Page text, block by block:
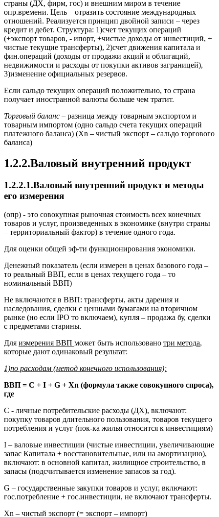
страны (ДХ, фирм, гос) и внешним миром в течение
опр.времени. Цель – отразить состояние международных
отношений. Реализуется принцип двойной записи – через
кредит и дебет. Структура: 1)счет текущих операций
(+экспорт товаров, - ипорт, +чистые доходы от инвестиций, +
чистые текущие трансферты), 2)счет движения капитала и
фин.операций (доходы от продажи акций и облигаций,
недвижимости и расходы от покупки активов заграницей),
3)изменение официальных резервов.
Если сальдо текущих операций положительно, то страна
получает иностранной валюты больше чем тратит.
Торговый баланс – разница между товарным экспортом и
товарным импортом (одно сальдо счета текущих операций
платежного баланса) (Xn – чистый экспорт – сальдо торгового
баланса)
1.2.2.Валовый внутренний продукт
1.2.2.1.Валовый внутренний продукт и методы
его измерения
(опр) - это совокупная рыночная стоимость всех конечных
товаров и услуг, произведенных в экономике (внутри страны
– территориальный фактор) в течение одного года.
Для оценки общей эф-ти функционирования экономики.
Денежный показатель (если измерен в ценах базового года –
то реальный ВВП, если в ценах текущего года – то
номинальный ВВП)
Не включаются в ВВП: трансферты, акты дарения и
наследования, сделки с ценными бумагами на вторичном
рынке (но если IPO то включаем), купля – продажа бу, сделки
с предметами старины.
Для измерения ВВП может быть использовано три метода,
которые дают одинаковый результат:
1)по расходам (метод конечного использования);
ВВП = C + I + G + Xn (формула также совокупного спроса),
где
C - личные потребительские расходы (ДХ), включают:
покупку товаров длительного пользования, товаров текущего
потребления и услуг (пок-ка жилья относится к инвестициям)
I – валовые инвестиции (чистые инвестиции, увеличивающие
запас Капитала + восстановительные, или на амортизацию),
включают: в основной капитал, жилищное строительство, в
запасы (подсчитывается изменение запасов за год).
G – государственные закупки товаров и услуг, включают:
гос.потребление + гос.инвестиции, не включают трансферты.
Xn – чистый экспорт (= экспорт – импорт)